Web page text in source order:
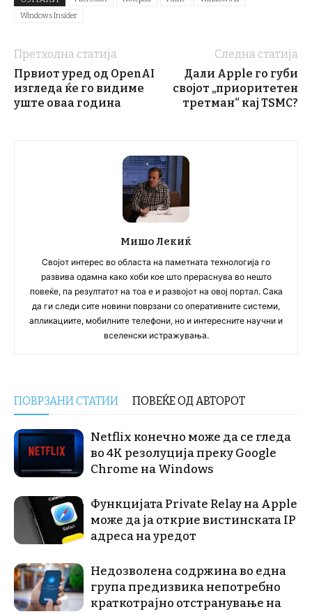
Windows Insider
Претходна статија
Првиот уред од OpenAI
изгледа ќе го видиме
уште оваа година
Следна статија
Дали Apple го губи
својот „приоритетен
третман“ кај TSMC?
Мишо Лекиќ
Својот интерес во областа на паметната технологија го
развива одамна како хоби кое што прераснува во нешто
повеќе, па резултатот на тоа е и развојот на овој портал. Сака
да ги следи сите новини поврзани со оперативните системи,
апликациите, мобилните телефони, но и интересните научни и
вселенски истражувања.
ПОВРЗАНИ СТАТИИ ПОВЕЌЕ ОД АВТОРОТ
Netflix конечно може да се гледа
во 4K резолуција преку Google
Chrome на Windows
Функцијата Private Relay на Apple
може да ја открие вистинската IP
адреса на уредот
Недозволена содржина во една
група предизвика непотребно
краткотрајно отстранување на